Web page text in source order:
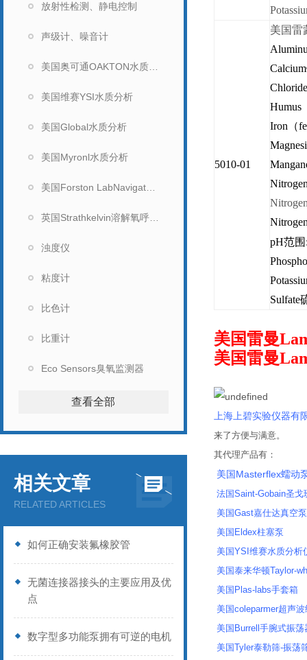
放射性检测、静电控制
声级计、噪音计
美国维赛YSI水质分析
美国Global水质分析
美国Myronl水质分析
浊度仪
粘度计
比色计
比重计
Eco Sensors臭氧监测器
查看全部
相关文章
RELATED ARTICLES
如何正确安装氟橡胶管
无菌连接器接头的主要应用及优
点
数字型多功能泵拥有可逆的电机
5010-01
美国雷
Calcium
Chloride
Humus
Iron（
pH范围
Sulfate
美国雷曼
美国雷曼
上海上碧实验仪器有
来了方便与满意。
其代理产品有：
美国Masterflex蠕动
法国Saint-Gobain圣戈
美国Gast嘉仕达真空
美国Eldex柱塞泵
美国YSI维赛水质分析
美国泰来华顿Taylor-
美国Plas-labs手套箱
美国coleparmer超声
美国Burrell手腕式振荡
美国Tyler泰勒筛-振荡